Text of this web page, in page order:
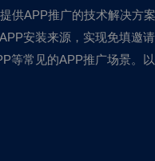
供APP推广的技术解决方
安装来源，实现免填邀
等常见的APP推广场景。